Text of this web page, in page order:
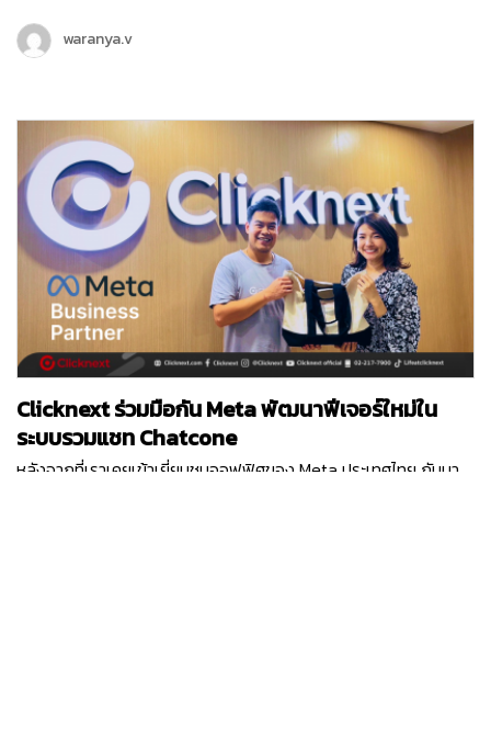
มากกว่าเราตั้ง10เท่า! ) Mr.SON เข้ามาเยี่ยมชมบริษัท Clicknext และ
ร่วมพูดคุยกับคุณวิน CEO ของเรา ถึงความสนใจใน IT Solution
Enterprise Software Solution , การส่ง Products Platfrom
ของไทยไปยังตลาดต่างประเทศ และแผนระยะยาวที่ทางคลิกเน็กซ์กับ
NTQ อาจจะได้จับมือเป็นพาร์ทเนอร์กันในอนาคตด้วยค่ะ NTQ
Solution เป็นบริษัทด้าน IT Solution ของประเทศเวียดนาม ที่ให้
บริการครอบคลุมตั้งแต่บริการ Software Development , บริการ
Consulting สำหรับ Business Technology , บริการด้านการ
พัฒนา Technology Innovation ต่าง ๆ ที่การันตีด้วยรางวัล
Vietnam TOP 10 ICT 2ปีซ้อน และสำนักงานใหญ่ที่มีอยู่ 5 ประเทศทั่ว
โลก
waranya.v
Clicknext ร่วมมือกัน Meta พัฒนาฟีเจอร์ใหม่ใน
ระบบรวมแชท Chatcone
หลังจากที่เราเคยเข้าเยี่ยมชมออฟฟิศของ Meta ประเทศไทย กันมา